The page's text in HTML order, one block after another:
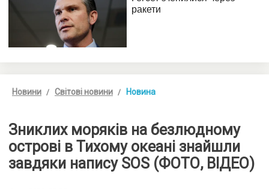
Новини Світові новини Новина
Зниклих моряків на безлюдному
острові в Тихому океані знайшли
завдяки напису SOS (ФОТО, ВІДЕО)